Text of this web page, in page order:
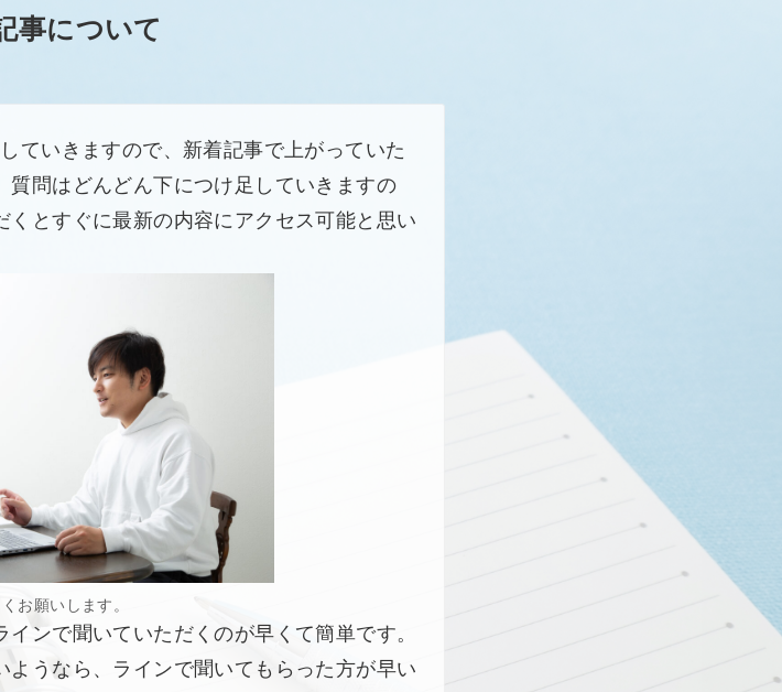
事について
ていきますので、新着記事で上がっていた
質問はどんどん下につけ足していきますの
とすぐに最新の内容にアクセス可能と思い
お願いします。
ンで聞いていただくのが早くて簡単です。
うなら、ラインで聞いてもらった方が早い